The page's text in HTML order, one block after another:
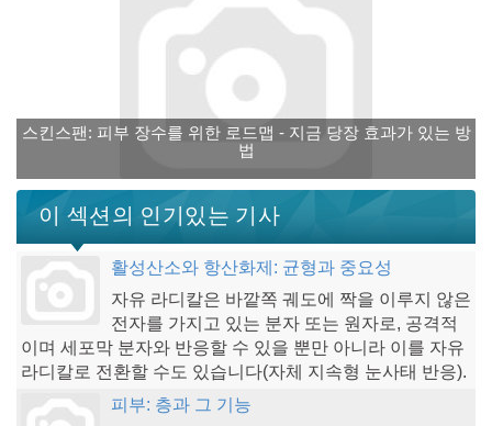
스킨스팬: 피부 장수를 위한 로드맵 - 지금 당장 효과가 있는 방
법
이 섹션의 인기있는 기사
활성산소와 항산화제: 균형과 중요성
자유 라디칼은 바깥쪽 궤도에 짝을 이루지 않은
전자를 가지고 있는 분자 또는 원자로, 공격적
이며 세포막 분자와 반응할 수 있을 뿐만 아니라 이를 자유
라디칼로 전환할 수도 있습니다(자체 지속형 눈사태 반응).
피부: 층과 그 기능